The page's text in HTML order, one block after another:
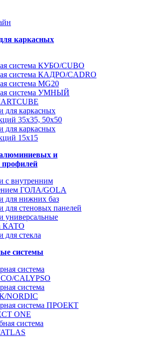
каркасных
система КУБО/CUBO
система КАДРО/CADRO
система MG20
система УМНЫЙ
для каркасных
35x35, 50x50
для каркасных
15х15
и
профилей
с внутренним
ГОЛА/GOLA
для нижних баз
для стеновых панелей
универсальные
КАТО
стекла
системы
система
CALYPSO
система
NORDIC
система ПРОЕКТ
ONE
система